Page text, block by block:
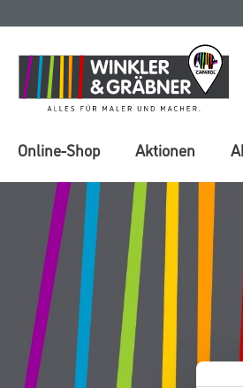
springen
springen
Online-Shop Aktionen